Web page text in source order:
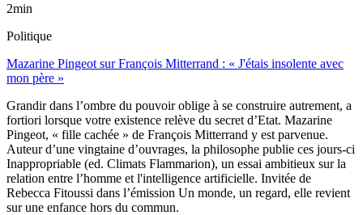
2min
Politique
Mazarine Pingeot sur François Mitterrand : « J'étais insolente avec
mon père »
Grandir dans l’ombre du pouvoir oblige à se construire autrement, a
fortiori lorsque votre existence relève du secret d’Etat. Mazarine
Pingeot, « fille cachée » de François Mitterrand y est parvenue.
Auteur d’une vingtaine d’ouvrages, la philosophe publie ces jours-ci
Inappropriable (ed. Climats Flammarion), un essai ambitieux sur la
relation entre l’homme et l'intelligence artificielle. Invitée de
Rebecca Fitoussi dans l’émission Un monde, un regard, elle revient
sur une enfance hors du commun.